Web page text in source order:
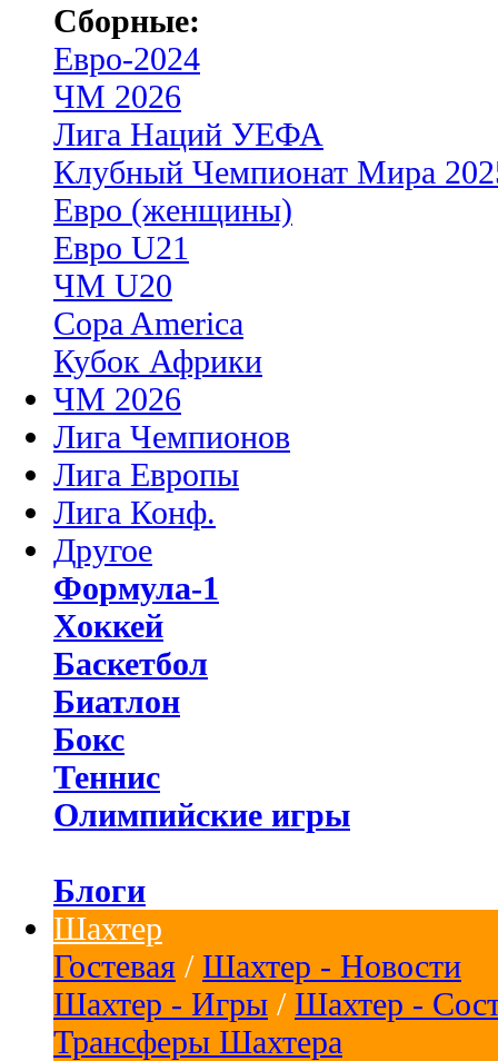
Сборные:
Евро-2024
ЧМ 2026
Лига Наций УЕФА
Клубный Чемпионат Мира
Евро (женщины)
Евро U21
ЧМ U20
Copa America
Кубок Африки
ЧМ 2026
Лига Чемпионов
Лига Европы
Лига Конф.
Другое
Формула-1
Хоккей
Баскетбол
Биатлон
Бокс
Теннис
Олимпийские игры
Блоги
Шахтер
Гостевая / Шахтер - Новости
Шахтер - Игры / Шахтер -
Трансферы Шахтера